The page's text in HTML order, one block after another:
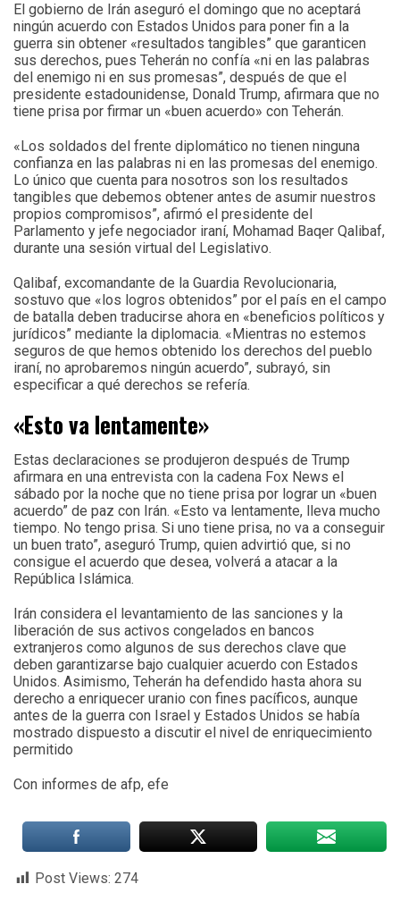
El gobierno de Irán aseguró el domingo que no aceptará
ningún acuerdo con Estados Unidos para poner fin a la
guerra sin obtener «resultados tangibles” que garanticen
sus derechos, pues Teherán no confía «ni en las palabras
del enemigo ni en sus promesas”, después de que el
presidente estadounidense, Donald Trump, afirmara que no
tiene prisa por firmar un «buen acuerdo» con Teherán.
«Los soldados del frente diplomático no tienen ninguna
confianza en las palabras ni en las promesas del enemigo.
Lo único que cuenta para nosotros son los resultados
tangibles que debemos obtener antes de asumir nuestros
propios compromisos”, afirmó el presidente del
Parlamento y jefe negociador iraní, Mohamad Baqer Qalibaf,
durante una sesión virtual del Legislativo.
Qalibaf, excomandante de la Guardia Revolucionaria,
sostuvo que «los logros obtenidos” por el país en el campo
de batalla deben traducirse ahora en «beneficios políticos y
jurídicos” mediante la diplomacia. «Mientras no estemos
seguros de que hemos obtenido los derechos del pueblo
iraní, no aprobaremos ningún acuerdo”, subrayó, sin
especificar a qué derechos se refería.
«Esto va lentamente»
Estas declaraciones se produjeron después de Trump
afirmara en una entrevista con la cadena Fox News el
sábado por la noche que no tiene prisa por lograr un «buen
acuerdo” de paz con Irán. «Esto va lentamente, lleva mucho
tiempo. No tengo prisa. Si uno tiene prisa, no va a conseguir
un buen trato”, aseguró Trump, quien advirtió que, si no
consigue el acuerdo que desea, volverá a atacar a la
República Islámica.
Irán considera el levantamiento de las sanciones y la
liberación de sus activos congelados en bancos
extranjeros como algunos de sus derechos clave que
deben garantizarse bajo cualquier acuerdo con Estados
Unidos. Asimismo, Teherán ha defendido hasta ahora su
derecho a enriquecer uranio con fines pacíficos, aunque
antes de la guerra con Israel y Estados Unidos se había
mostrado dispuesto a discutir el nivel de enriquecimiento
permitido
Con informes de afp, efe
Post Views: 274